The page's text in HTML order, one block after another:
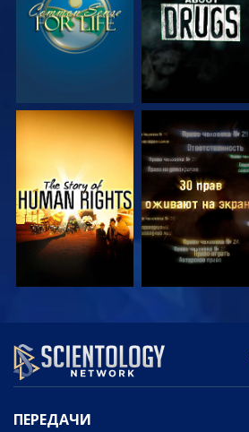
СМОТРЕТЬ СМОТРЕТЬ
СМОТРЕТЬ СМОТРЕТЬ
ПЕРЕДАЧИ